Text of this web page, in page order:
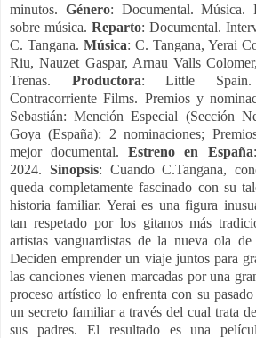
minutos. Género: Documental. Música.
sobre música. Reparto: Documental.
C. Tangana. Música: C. Tangana, Yerai
Riu, Nauzet Gaspar, Arnau Valls
Trenas. Productora: Little
Contracorriente Films. Premios y
Sebastián: Mención Especial (Sección
Goya (España): 2 nominaciones;
mejor documental.Estreno en España
2024. Sinopsis: Cuando C.Tangana,
queda completamente fascinado con su
historia familiar. Yerai es una figura
tan respetado por los gitanos más
artistas vanguardistas de la nueva ola
Deciden emprender un viaje juntos para
las canciones vienen marcadas por una
proceso artístico lo enfrenta con su
un secreto familiar a través del cual trata
sus padres. El resultado es una